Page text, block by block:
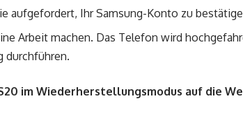
aufgefordert, Ihr Samsung-Konto zu
Arbeit machen. Das Telefon wird
durchführen.
im Wiederherstellungsmodus auf die